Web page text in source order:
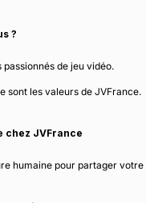
?
de jeu vidéo.
sont les valeurs de JVFrance.
JVFrance
humaine pour partager votre